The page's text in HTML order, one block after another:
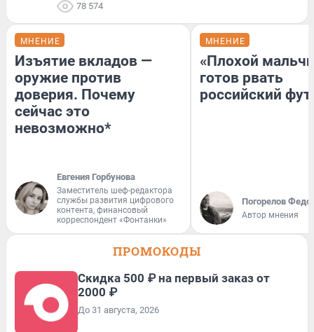
78 574
МНЕНИЕ
Изъятие вкладов —
оружие против
доверия. Почему
сейчас это
невозможно*
Евгения Горбунова
Заместитель шеф-редактора
службы развития цифрового
контента, финансовый
корреспондент «Фонтанки»
МНЕНИЕ
«Плохой
готов рвать
российский
Погорелов
Автор мнения
ПРОМОКОДЫ
Скидка 500 ₽ на первый заказ от
2000 ₽
До 31 августа, 2026